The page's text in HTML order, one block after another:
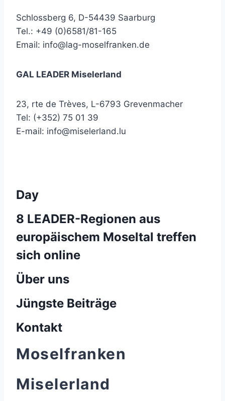
Schlossberg 6, D-54439 Saarburg
Tel.: +49 (0)6581/81-165
Email: info@lag-moselfranken.de
GAL LEADER Miselerland
23, rte de Trèves, L-6793 Grevenmacher
Tel: (+352) 75 01 39
E-mail: info@miselerland.lu
Day
8 LEADER-Regionen aus
europäischem Moseltal treffen
sich online
Über uns
Jüngste Beiträge
Kontakt
Moselfranken
Miselerland